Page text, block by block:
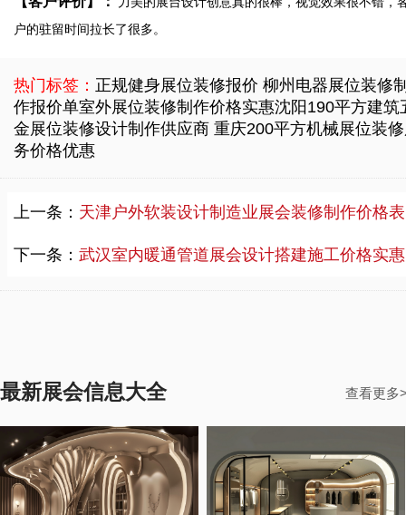
户的驻留时间拉长了很多。
热门标签： 正规健身展位装修报价 柳州电器展位装修
作报价单室外展位装修制作价格实惠沈阳190平方建筑
金展位装修设计制作供应商 重庆200平方机械展位装
务价格优惠
上一条： 天津户外软装设计制造业展会装修制作价格表，小型国际建博会展会装修制作
下一条： 武汉室内暖通管道展会设计搭建施工价格实惠，小型建博会展会设计搭建施工
最新展会信息大全 查看更多